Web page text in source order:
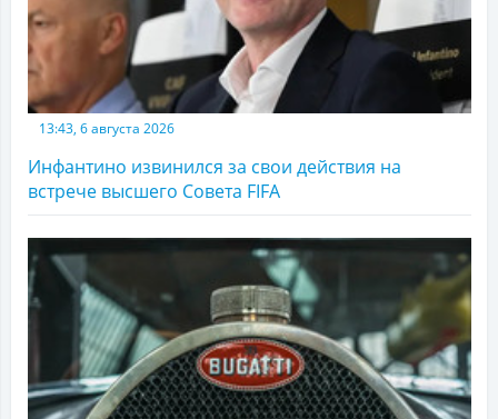
13:43, 6 августа 2026
Инфантино извинился за свои действия на
встрече высшего Совета FIFA